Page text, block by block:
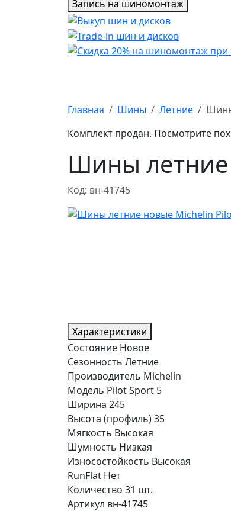
Запись на шиномонтаж
Главная Шины Летние
Комплект продан. Посмотрите
Шины летние
Код: вн-41745
Характеристики
Состояние Новое
Сезонность Летние
Производитель Michelin
Модель Pilot Sport 5
Ширина 245
Высота (профиль)35
Мягкость Высокая
Шумность Низкая
Износостойкость Высокая
RunFlat Нет
Количество 31 шт.
Артикул вн-41745